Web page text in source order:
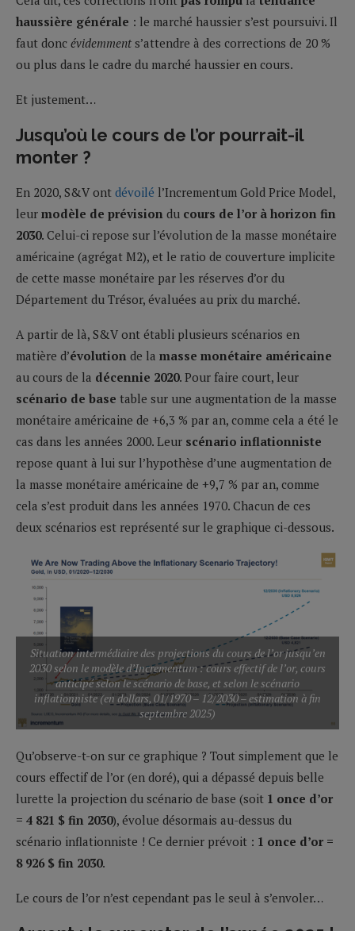
haussière générale : le marché haussier s’est poursuivi. Il
faut donc évidemment s’attendre à des corrections de 20 %
ou plus dans le cadre du marché haussier en cours.
Et justement…
Jusqu’où le cours de l’or pourrait-il
monter ?
En 2020, S&V ont dévoilé l’Incrementum Gold Price Model,
leur modèle de prévision du cours de l’or à horizon fin
2030. Celui-ci repose sur l’évolution de la masse monétaire
américaine (agrégat M2), et le ratio de couverture implicite
de cette masse monétaire par les réserves d’or du
Département du Trésor, évaluées au prix du marché.
A partir de là, S&V ont établi plusieurs scénarios en
matière d’évolution de la masse monétaire américaine
au cours de la décennie 2020. Pour faire court, leur
scénario de base table sur une augmentation de la masse
monétaire américaine de +6,3 % par an, comme cela a été le
cas dans les années 2000. Leur scénario inflationniste
repose quant à lui sur l’hypothèse d’une augmentation de
la masse monétaire américaine de +9,7 % par an, comme
cela s’est produit dans les années 1970. Chacun de ces
deux scénarios est représenté sur le graphique ci-dessous.
Situation intermédiaire des projections du cours de l’or jusqu’en
2030 selon le modèle d’Incrementum : cours effectif de l’or, cours
anticipé selon le scénario de base, et selon le scénario
inflationniste (en dollars, 01/1970 – 12/2030 – estimation à fin
septembre 2025)
Qu’observe-t-on sur ce graphique ? Tout simplement que le
cours effectif de l’or (en doré), qui a dépassé depuis belle
lurette la projection du scénario de base (soit 1 once d’or
= 4 821 $ fin 2030), évolue désormais au-dessus du
scénario inflationniste ! Ce dernier prévoit : 1 once d’or =
8 926 $ fin 2030.
Le cours de l’or n’est cependant pas le seul à s’envoler…